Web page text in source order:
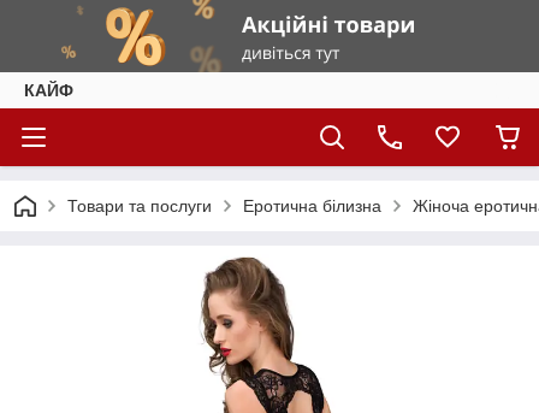
КАЙФ
Товари та послуги Еротична білизна Жіноча